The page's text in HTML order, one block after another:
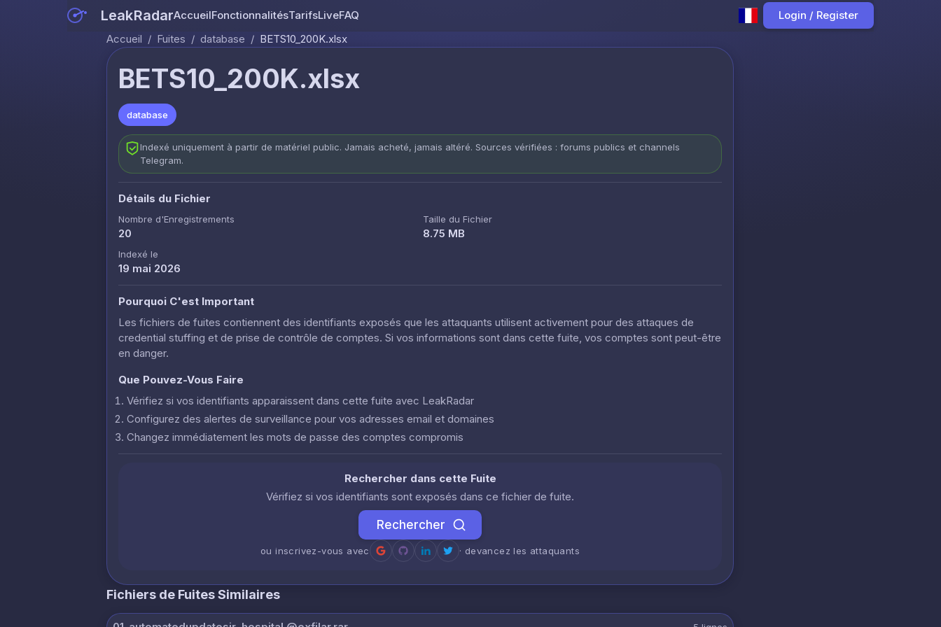
LeakRadarAccueilFonctionnalitésTarifsLiveFAQ
Login / Register
Accueil / Fuites / database / BETS10_200K.xlsx
BETS10_200K.xlsx
database
Indexé uniquement à partir de matériel public. Jamais acheté, jamais altéré. Sources vérifiées : forums publics et channels
Telegram.
Détails du Fichier
Nombre d'Enregistrements
20
Taille du Fichier
8.75 MB
Indexé le
19 mai 2026
Pourquoi C'est Important
Les fichiers de fuites contiennent des identifiants exposés que les attaquants utilisent activement pour des attaques de
credential stuffing et de prise de contrôle de comptes. Si vos informations sont dans cette fuite, vos comptes sont peut-être
en danger.
Que Pouvez-Vous Faire
Vérifiez si vos identifiants apparaissent dans cette fuite avec LeakRadar
Configurez des alertes de surveillance pour vos adresses email et domaines
Changez immédiatement les mots de passe des comptes compromis
Rechercher dans cette Fuite
Vérifiez si vos identifiants sont exposés dans ce fichier de fuite.
Rechercher
ou inscrivez-vous avec · devancez les attaquants
Fichiers de Fuites Similaires